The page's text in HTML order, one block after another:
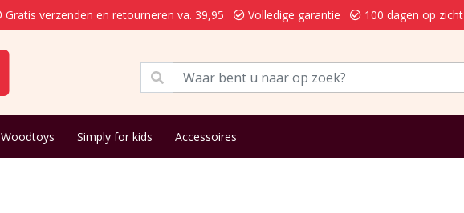
Gratis verzenden en retourneren va. 39,95 Volledige garantie 100 dagen op zicht
Woodtoys Simply for kids Accessoires